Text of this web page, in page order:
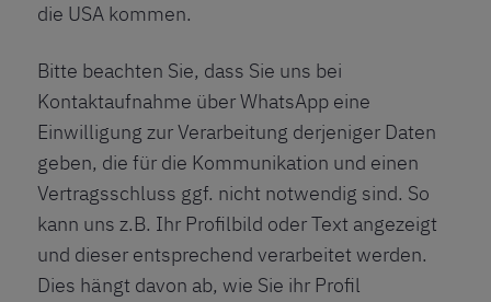
die USA kommen.
Bitte beachten Sie, dass Sie uns bei
Kontaktaufnahme über WhatsApp eine
Einwilligung zur Verarbeitung derjeniger Daten
geben, die für die Kommunikation und einen
Vertragsschluss ggf. nicht notwendig sind. So
kann uns z.B. Ihr Profilbild oder Text angezeigt
und dieser entsprechend verarbeitet werden.
Dies hängt davon ab, wie Sie ihr Profil